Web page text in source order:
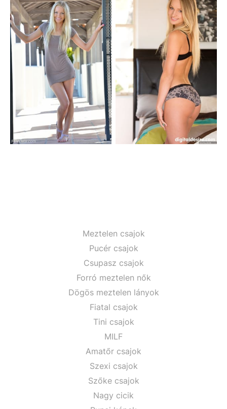
Meztelen csajok
Pucér csajok
Csupasz csajok
Forró meztelen nők
Dögös meztelen lányok
Fiatal csajok
Tini csajok
MILF
Amatőr csajok
Szexi csajok
Szőke csajok
Nagy cicik